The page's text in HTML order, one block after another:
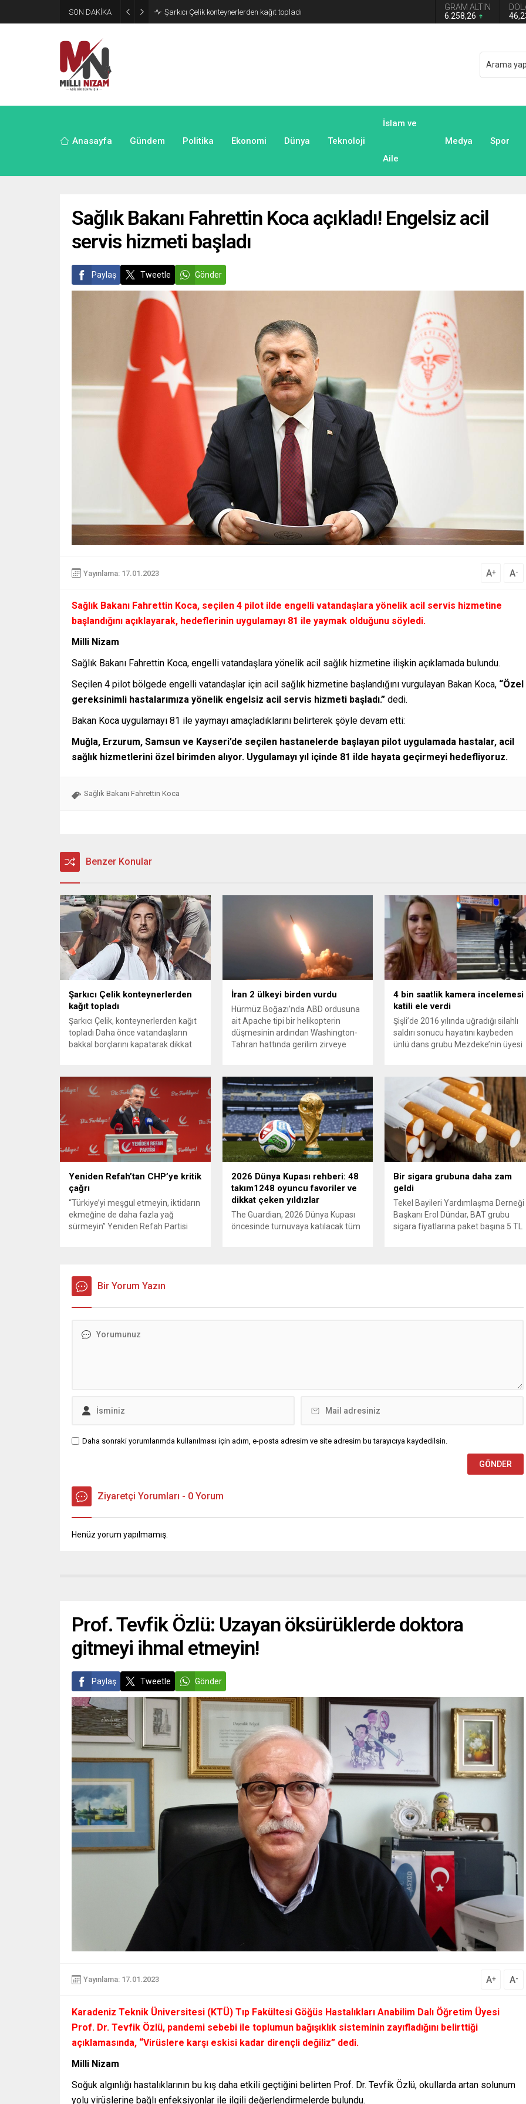
SON DAKİKA İran 2 ülkeyi birden vurdu
GRAM ALTIN
6.258,26
Anasayfa Gündem Politika Ekonomi Dünya Teknoloji
İslam ve
Aile
Medya Spor
Sağlık Bakanı Fahrettin Koca açıkladı! Engelsiz acil
servis hizmeti başladı
Paylaş Tweetle Gönder
Yayınlama: 17.01.2023 A+ A-
Sağlık Bakanı Fahrettin Koca, seçilen 4 pilot ilde engelli vatandaşlara yönelik acil servis hizmetine
başlandığını açıklayarak, hedeflerinin uygulamayı 81 ile yaymak olduğunu söyledi.
Milli Nizam
Sağlık Bakanı Fahrettin Koca, engelli vatandaşlara yönelik acil sağlık hizmetine ilişkin açıklamada bulundu.
Seçilen 4 pilot bölgede engelli vatandaşlar için acil sağlık hizmetine başlandığını vurgulayan Bakan Koca, “Özel
gereksinimli hastalarımıza yönelik engelsiz acil servis hizmeti başladı.” dedi.
Bakan Koca uygulamayı 81 ile yaymayı amaçladıklarını belirterek şöyle devam etti:
Muğla, Erzurum, Samsun ve Kayseri’de seçilen hastanelerde başlayan pilot uygulamada hastalar, acil
sağlık hizmetlerini özel birimden alıyor. Uygulamayı yıl içinde 81 ilde hayata geçirmeyi hedefliyoruz.
Sağlık Bakanı Fahrettin Koca
Benzer Konular
Şarkıcı Çelik konteynerlerden
kağıt topladı
Şarkıcı Çelik, konteynerlerden kağıt
topladı Daha önce vatandaşların
bakkal borçlarını kapatarak dikkat
Çelik, Samsun’un İlkadım ilçesinde
çöpten kağıt toplayarak geçimini
sağlayan Serpil Hanım’a destek
oldu. Çelik, sokaklardaki
konteynerlerden kağıt topladı. Ünlü
şarkıcı Çelik, Samsun’un İlkadım
ilçesinde çöpten kağıt toplayarak...
İran 2 ülkeyi birden vurdu
Hürmüz Boğazı’nda ABD ordusuna
ait Apache tipi bir helikopterin
düşmesinin ardından Washington-
Tahran hattında gerilim zirveye
savunma sistemleri ve radarları
vurmasına, İran Devrim Muhafızları
Bahreyn ve Ürdün’deki Amerikan
askeri üslerini hedef alarak sert
karşılık verdi. Tahran, yeni bir ABD
saldırısına anında yanıt verileceğini
duyurdu....
4 bin saatlik kamera incelemesi
katili ele verdi
Şişli’de 2016 yılında uğradığı silahlı
saldırı sonucu hayatını kaybeden
ünlü dans grubu Mezdeke’nin üyesi
kamerası görüntüsünü ve bin 700
Akbil kaydını inceleyen Cinayet Büro
ekipleri, cinayeti işlediğini itiraf eden
maktulün akrabası Bülent G. ile
azmettirici olduğu öne sürülen 2...
Yeniden Refah’tan CHP’ye kritik
çağrı
“Türkiye’yi meşgul etmeyin, iktidarın
ekmeğine de daha fazla yağ
sürmeyin” Yeniden Refah Partisi
muhalefetsiz, ana muhalefet
gündemsiz kalmamalıdır. Bir an
önce anlaşın, kurultay kararı alın,
adresi olun. Türkiye’yi...
2026 Dünya Kupası rehberi: 48
takım1248 oyuncu favoriler ve
dikkat çeken yıldızlar
The Guardian, 2026 Dünya Kupası
öncesinde turnuvaya katılacak tüm
takımı “dünya sahnesinde etki
Bir sigara grubuna daha zam
geldi
Tekel Bayileri Yardımlaşma Derneği
Başkanı Erol Dündar, BAT grubu
sigara fiyatlarına paket başına 5 TL
British American Tobacco (BAT) da
Bir Yorum Yazın
Daha sonraki yorumlarımda kullanılması için adım, e-posta adresim ve site adresim bu tarayıcıya kaydedilsin.
Ziyaretçi Yorumları - 0 Yorum
Henüz yorum yapılmamış.
Prof. Tevfik Özlü: Uzayan öksürüklerde doktora
gitmeyi ihmal etmeyin!
Paylaş Tweetle Gönder
Yayınlama: 17.01.2023 A+ A-
Karadeniz Teknik Üniversitesi (KTÜ) Tıp Fakültesi Göğüs Hastalıkları Anabilim Dalı Öğretim Üyesi
Prof. Dr. Tevfik Özlü, pandemi sebebi ile toplumun bağışıklık sisteminin zayıfladığını belirttiği
açıklamasında, “Virüslere karşı eskisi kadar dirençli değiliz” dedi.
Milli Nizam
Soğuk algınlığı hastalıklarının bu kış daha etkili geçtiğini belirten Prof. Dr. Tevfik Özlü, okullarda artan solunum
yolu virüslerine bağlı enfeksiyonlar ile ilgili değerlendirmelerde bulundu.